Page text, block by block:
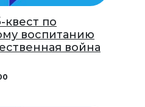
по
воспитанию
война